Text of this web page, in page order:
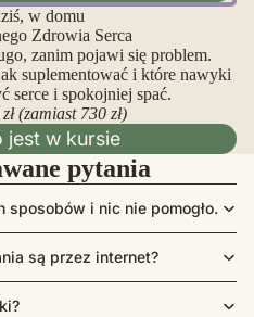
w domu
Zdrowia Serca
zanim pojawi się problem.
suplementować i które nawyki
serce i spokojniej spać.
(zamiast 730 zł)
jest w kursie
pytania
sposobów i nic nie pomogło.
są przez internet?